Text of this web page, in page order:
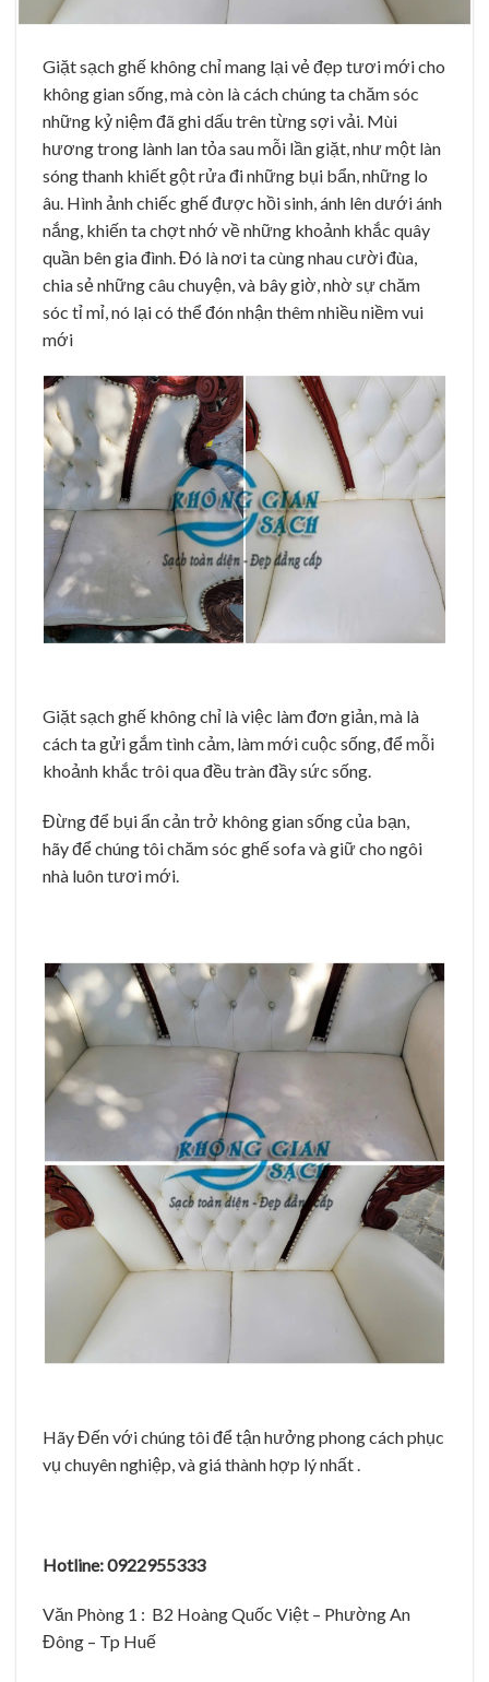
Giặt sạch ghế không chỉ mang lại vẻ đẹp tươi mới cho
không gian sống, mà còn là cách chúng ta chăm sóc
những kỷ niệm đã ghi dấu trên từng sợi vải. Mùi
hương trong lành lan tỏa sau mỗi lần giặt, như một làn
sóng thanh khiết gột rửa đi những bụi bẩn, những lo
âu. Hình ảnh chiếc ghế được hồi sinh, ánh lên dưới ánh
nắng, khiến ta chợt nhớ về những khoảnh khắc quây
quần bên gia đình. Đó là nơi ta cùng nhau cười đùa,
chia sẻ những câu chuyện, và bây giờ, nhờ sự chăm
sóc tỉ mỉ, nó lại có thể đón nhận thêm nhiều niềm vui
mới
Giặt sạch ghế không chỉ là việc làm đơn giản, mà là
cách ta gửi gắm tình cảm, làm mới cuộc sống, để mỗi
khoảnh khắc trôi qua đều tràn đầy sức sống.
Đừng để bụi ẩn cản trở không gian sống của bạn,
hãy để chúng tôi chăm sóc ghế sofa và giữ cho ngôi
nhà luôn tươi mới.
Hãy Đến với chúng tôi để tận hưởng phong cách phục
vụ chuyên nghiệp, và giá thành hợp lý nhất .
Hotline: 0922955333
Văn Phòng 1 : B2 Hoàng Quốc Việt – Phường An
Đông – Tp Huế